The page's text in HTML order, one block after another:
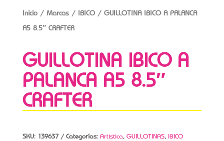
Inicio/ Marcas/ IBICO/ GUILLOTINA IBICO A PALANCA
A5 8.5″ CRAFTER
GUILLOTINA IBICO A
PALANCA A5 8.5″
CRAFTER
SKU: 139637 Categorías: Artistica, GUILLOTINAS, IBICO